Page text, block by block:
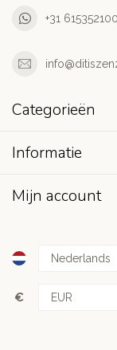
+31 615352100
Categorieën
Informatie
Mijn account
€